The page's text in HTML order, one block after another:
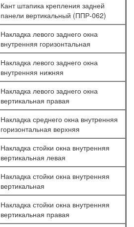
Кант штапика крепления задней
панели вертикальный (ППР-062)
Накладка левого заднего окна
внутренняя горизонтальная
Накладка левого заднего окна
внутренняя нижняя
Накладка левого заднего окна
вертикальная правая
Накладка среднего окна внутренняя
горизонтальная верхняя
Накладка стойки окна внутренняя
вертикальная левая
Накладка стойки окна внутренняя
вертикальная
Накладка стойки окна внутренняя
вертикальная правая